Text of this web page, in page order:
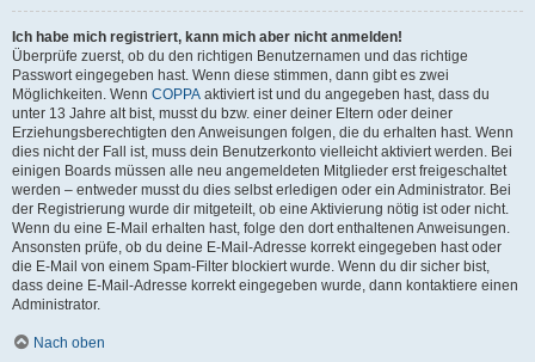
Ich habe mich registriert, kann mich aber nicht anmelden!
Überprüfe zuerst, ob du den richtigen Benutzernamen und das richtige
Passwort eingegeben hast. Wenn diese stimmen, dann gibt es zwei
Möglichkeiten. Wenn COPPA aktiviert ist und du angegeben hast, dass du
unter 13 Jahre alt bist, musst du bzw. einer deiner Eltern oder deiner
Erziehungsberechtigten den Anweisungen folgen, die du erhalten hast. Wenn
dies nicht der Fall ist, muss dein Benutzerkonto vielleicht aktiviert werden. Bei
einigen Boards müssen alle neu angemeldeten Mitglieder erst freigeschaltet
werden – entweder musst du dies selbst erledigen oder ein Administrator. Bei
der Registrierung wurde dir mitgeteilt, ob eine Aktivierung nötig ist oder nicht.
Wenn du eine E-Mail erhalten hast, folge den dort enthaltenen Anweisungen.
Ansonsten prüfe, ob du deine E-Mail-Adresse korrekt eingegeben hast oder
die E-Mail von einem Spam-Filter blockiert wurde. Wenn du dir sicher bist,
dass deine E-Mail-Adresse korrekt eingegeben wurde, dann kontaktiere einen
Administrator.
Nach oben